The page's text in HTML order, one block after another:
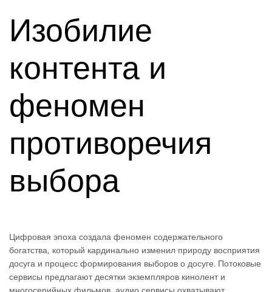
Изобилие
контента и
феномен
противоречия
выбора
Цифровая эпоха создала феномен содержательного
богатства, который кардинально изменил природу восприятия
досуга и процесс формирования выборов о досуге. Потоковые
сервисы предлагают десятки экземпляров кинолент и